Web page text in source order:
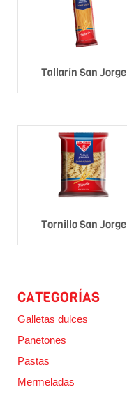
CATEGORÍAS
Galletas dulces
Panetones
Pastas
Mermeladas
Tallarín San Jorge
Tornillo San Jorge